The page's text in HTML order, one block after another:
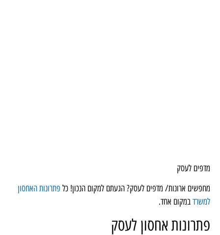
מדפים לעסק
מחפשים ארונות/ מדפים לעסק? הגעתם למקום הנכון! כלפתרונות האחסון
למשרדבמקום אחד.
פתרונות אחסון לעסק